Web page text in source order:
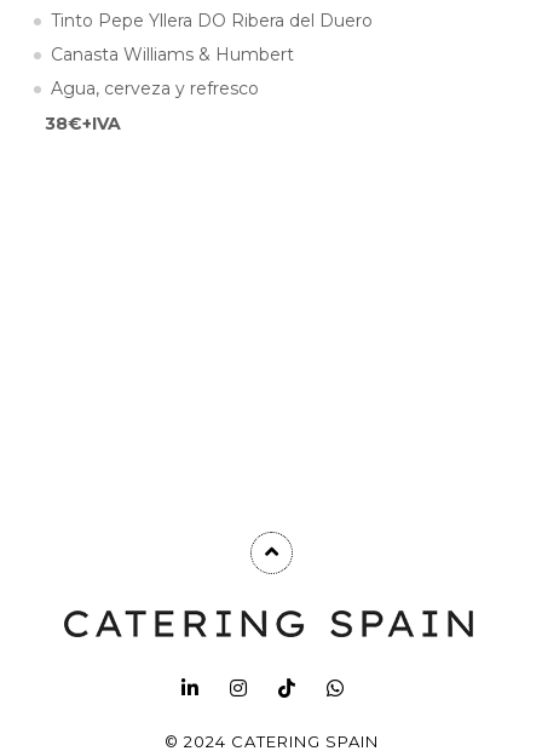
Tinto Pepe Yllera DO Ribera del Duero
Canasta Williams & Humbert
Agua, cerveza y refresco
38€+IVA
© 2024 CATERING SPAIN